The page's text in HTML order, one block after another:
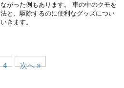
がった例もあります。 車の中のクモを
と、駆除するのに便利なグッズについ
きます。
4 次へ »